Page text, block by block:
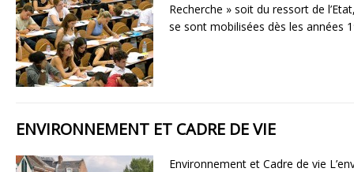
Recherche » soit du ressort de
se sont mobilisées dès les années
ENVIRONNEMENT ET CADRE DE VIE
Environnement et Cadre de vie